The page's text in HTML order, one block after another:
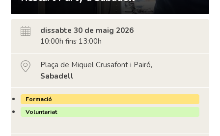
dissabte 30 de maig 2026
10:00h fins 13:00h
Plaça de Miquel Crusafont i Pairó,
Sabadell
Formació
Voluntariat